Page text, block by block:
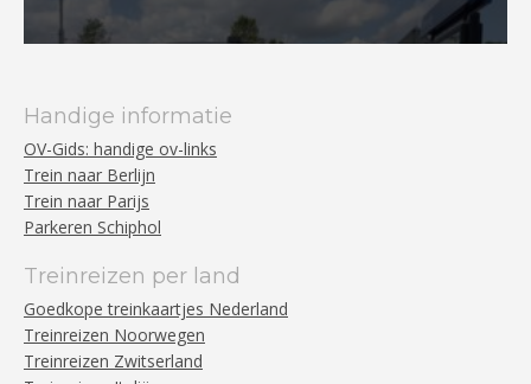
Handige informatie
OV-Gids: handige ov-links
Trein naar Berlijn
Trein naar Parijs
Parkeren Schiphol
Treinreizen per land
Goedkope treinkaartjes Nederland
Treinreizen Noorwegen
Treinreizen Zwitserland